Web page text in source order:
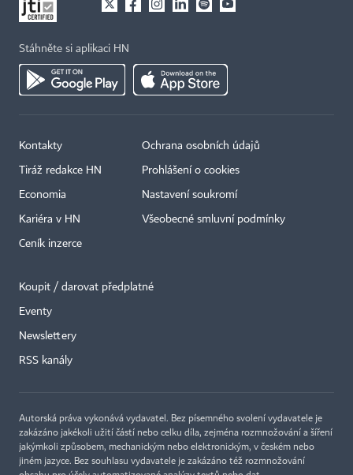
Stáhněte si aplikaci HN
Kontakty
Tiráž redakce HN
Economia
Kariéra v HN
Ceník inzerce
Ochrana osobních údajů
Prohlášení o cookies
Nastavení soukromí
Všeobecné smluvní podmínky
Koupit / darovat předplatné
Eventy
Newslettery
RSS kanály
Autorská práva vykonává vydavatel. Bez písemného svolení vydavatele je
zakázáno jakékoli užití částí nebo celku díla, zejména rozmnožování a šíření
jakýmkoli způsobem, mechanickým nebo elektronickým, v českém nebo
jiném jazyce. Bez souhlasu vydavatele je zakázáno též rozmnožování